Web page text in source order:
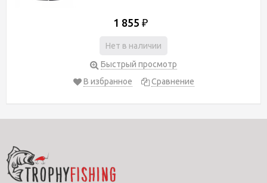
1 855 ₽
Нет в наличии
Быстрый просмотр
В избранное
Сравнение